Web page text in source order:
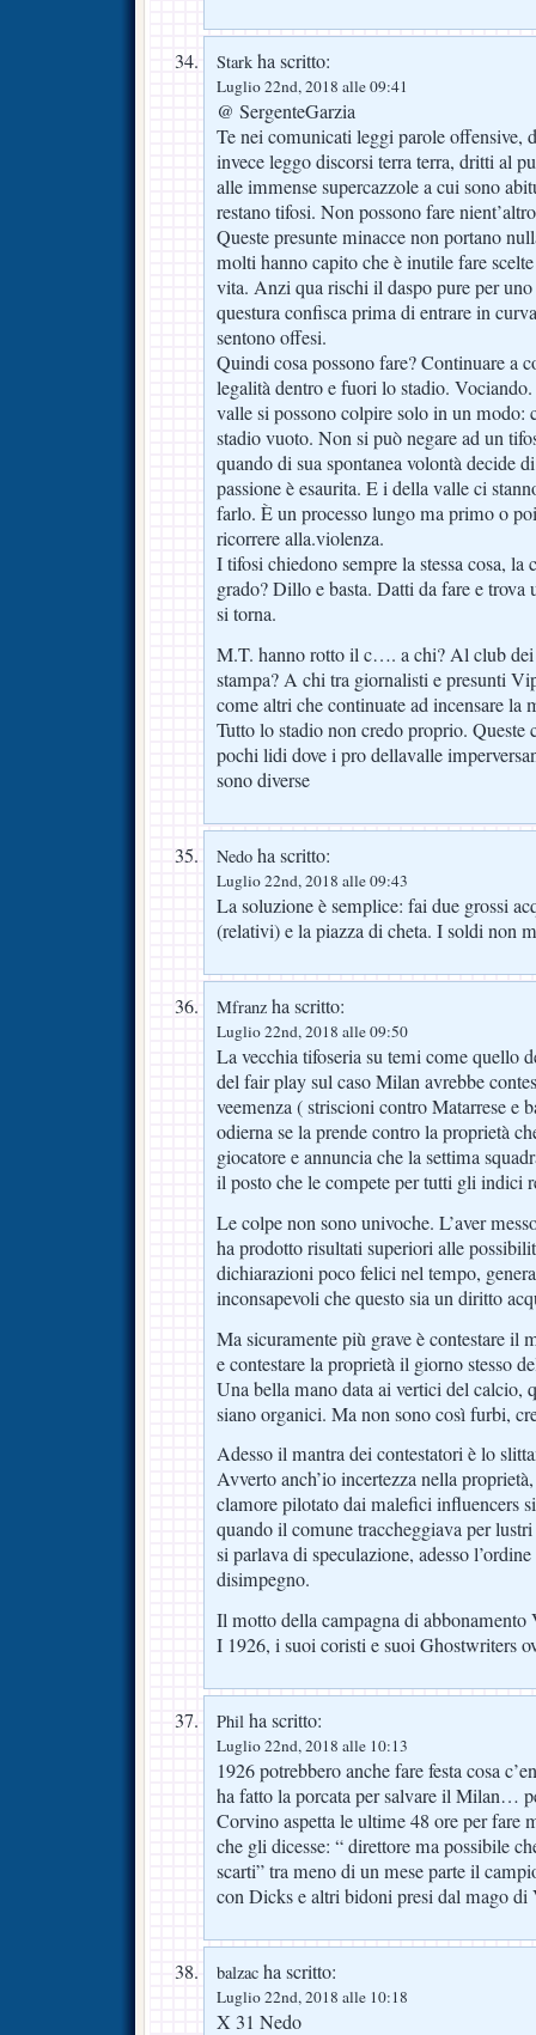
Stark ha scritto:
Luglio 22nd, 2018 alle 09:41
@ SergenteGarzia
Te nei comunicati leggi parole offensive,
invece leggo discorsi terra terra, dritti al
alle immense supercazzole a cui sono
restano tifosi. Non possono fare
Queste presunte minacce non portano
molti hanno capito che è inutile fare
vita. Anzi qua rischi il daspo pure per
questura confisca prima di entrare in
sentono offesi.
Quindi cosa possono fare? Continuare a
legalità dentro e fuori lo stadio.
valle si possono colpire solo in un modo:
stadio vuoto. Non si può negare ad un
quando di sua spontanea volontà decide
passione è esaurita. E i della valle ci
farlo. È un processo lungo ma primo o
ricorrere alla.violenza.
I tifosi chiedono sempre la stessa cosa, la
grado? Dillo e basta. Datti da fare e
si torna.
M.T. hanno rotto il c…. a chi? Al club dei
stampa? A chi tra giornalisti e presunti
come altri che continuate ad incensare la
Tutto lo stadio non credo proprio.
pochi lidi dove i pro dellavalle
sono diverse
Nedo ha scritto:
Luglio 22nd, 2018 alle 09:43
La soluzione è semplice: fai due grossi
(relativi) e la piazza di cheta. I soldi non
Mfranz ha scritto:
Luglio 22nd, 2018 alle 09:50
La vecchia tifoseria su temi come quello
del fair play sul caso Milan avrebbe
veemenza ( striscioni contro Matarrese e
odierna se la prende contro la proprietà
giocatore e annuncia che la settima
il posto che le compete per tutti gli indici
Le colpe non sono univoche. L’aver
ha prodotto risultati superiori alle
dichiarazioni poco felici nel tempo,
inconsapevoli che questo sia un diritto
Ma sicuramente più grave è contestare il
e contestare la proprietà il giorno stesso
Una bella mano data ai vertici del calcio,
siano organici. Ma non sono così furbi,
Adesso il mantra dei contestatori è lo
Avverto anch’io incertezza nella
clamore pilotato dai malefici influencers
quando il comune traccheggiava per
si parlava di speculazione, adesso
disimpegno.
Il motto della campagna di
I 1926, i suoi coristi e suoi Ghostwriters
Phil ha scritto:
Luglio 22nd, 2018 alle 10:13
1926 potrebbero anche fare festa cosa
ha fatto la porcata per salvare il Milan…
Corvino aspetta le ultime 48 ore per fare
che gli dicesse: “ direttore ma possibile
scarti” tra meno di un mese parte il
con Dicks e altri bidoni presi dal mago
balzac ha scritto:
Luglio 22nd, 2018 alle 10:18
X 31 Nedo